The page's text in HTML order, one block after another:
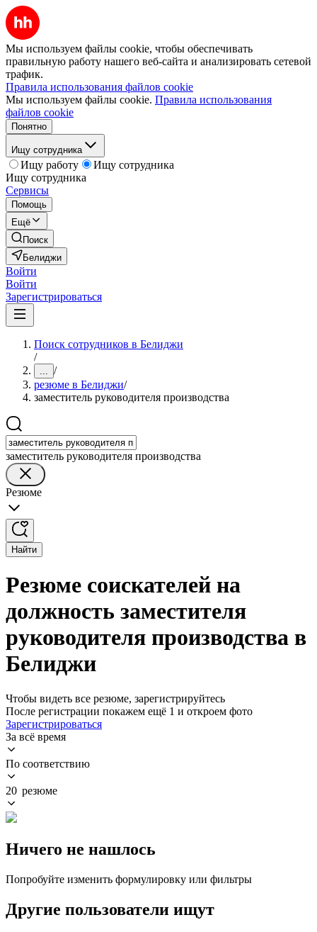
Мы используем файлы cookie, чтобы обеспечивать
правильную работу нашего веб-сайта и анализировать сетевой
трафик.
Правила использования файлов cookie
Мы используем файлы cookie. Правила использования
файлов cookie
Понятно
Ищу сотрудника
Ищу работу
Ищу сотрудника
Ищу сотрудника
Сервисы
Помощь
Ещё
Поиск
Белиджи
Войти
Войти
Зарегистрироваться
Поиск сотрудников в Белиджи
/
... /
резюме в Белиджи/
заместитель руководителя производства
заместитель руководителя производства
Резюме
Найти
Резюме соискателей на
должность заместителя
руководителя производства в
Белиджи
Чтобы видеть все резюме, зарегистрируйтесь
После регистрации покажем ещё 1 и откроем фото
Зарегистрироваться
За всё время
По соответствию
20 резюме
Ничего не нашлось
Попробуйте изменить формулировку или фильтры
Другие пользователи ищут